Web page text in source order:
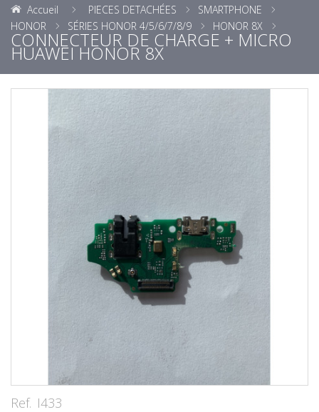
Accueil PIECES DETACHÉES
SMARTPHONE
HONOR
SÉRIES HONOR 4/5/6/7/8/9 HONOR 8X
CONNECTEUR DE CHARGE + MICRO
HUAWEI HONOR 8X
Ref. I433